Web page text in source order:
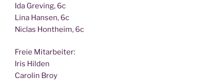
Ida Gre­ving, 6c
Lina Han­sen, 6c
Nic­las Hont­heim, 6c
Freie Mit­ar­bei­ter:
Iris Hilden
Caro­lin Broy